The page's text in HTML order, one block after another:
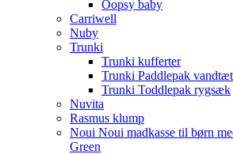
Oopsy baby
Carriwell
Nuby
Trunki
Trunki kufferter
Trunki Paddlepak
Trunki Toddlepak rygsæk
Nuvita
Rasmus klump
Noui Noui madkasse til børn
Green